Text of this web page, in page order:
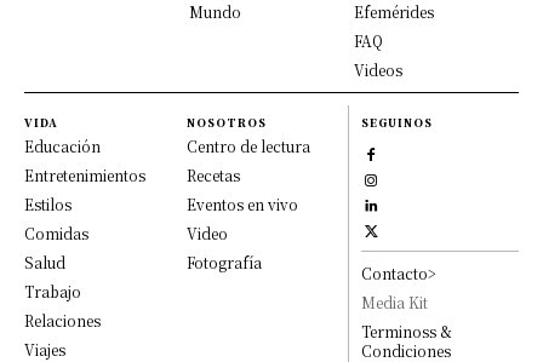
Mundo
Efemérides
FAQ
Videos
VIDA
Educación
Entretenimientos
Estilos
Comidas
Salud
Trabajo
Relaciones
Viajes
NOSOTROS
Centro de lectura
Recetas
Eventos en vivo
Video
Fotografía
SEGUINOS
Contacto>
Media Kit
Terminoss &
Condiciones